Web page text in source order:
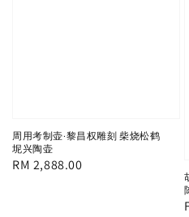
周用考制壶·黎昌权雕刻 柴烧松鹤
坭兴陶壶
Regular
RM 2,888.00